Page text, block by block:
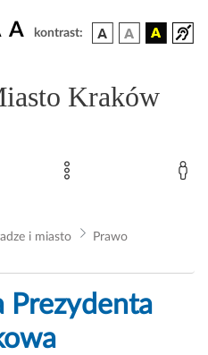
A kontrast:
Kraków
i miasto
Prawo
Prezydenta